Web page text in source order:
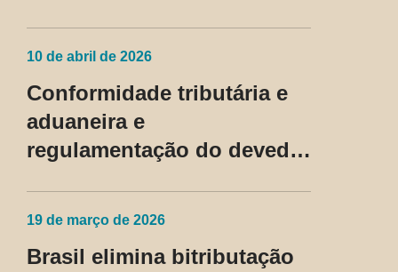
10 de abril de 2026
Conformidade tributária e
aduaneira e
regulamentação do devedor
19 de março de 2026
Brasil elimina bitributação